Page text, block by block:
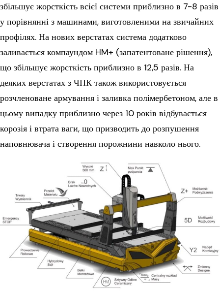
збільшує жорсткість всієї системи приблизно в 7-8 разів
у порівнянні з машинами, виготовленими на звичайних
профілях. На нових верстатах система додатково
заливається компаундом HM+ (запатентоване рішення),
що збільшує жорсткість приблизно в 12,5 разів. На
деяких верстатах з ЧПК також використовується
розчленоване армування і заливка полімербетоном, але в
цьому випадку приблизно через 10 років відбувається
корозія і втрата ваги, що призводить до розпушення
наповнювача і створення порожнини навколо нього.